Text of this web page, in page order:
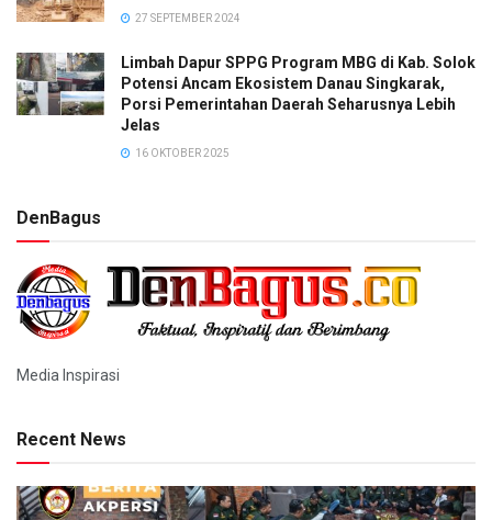
27 SEPTEMBER 2024
Limbah Dapur SPPG Program MBG di Kab. Solok
Potensi Ancam Ekosistem Danau Singkarak,
Porsi Pemerintahan Daerah Seharusnya Lebih
Jelas
16 OKTOBER 2025
DenBagus
Media Inspirasi
Recent News